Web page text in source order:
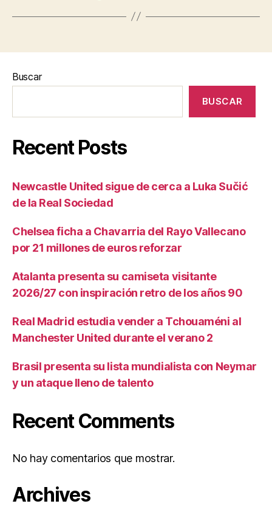
Buscar
BUSCAR
Recent Posts
Newcastle United sigue de cerca a Luka Sučić
de la Real Sociedad
Chelsea ficha a Chavarria del Rayo Vallecano
por 21 millones de euros reforzar
Atalanta presenta su camiseta visitante
2026/27 con inspiración retro de los años 90
Real Madrid estudia vender a Tchouaméni al
Manchester United durante el verano 2
Brasil presenta su lista mundialista con Neymar
y un ataque lleno de talento
Recent Comments
No hay comentarios que mostrar.
Archives